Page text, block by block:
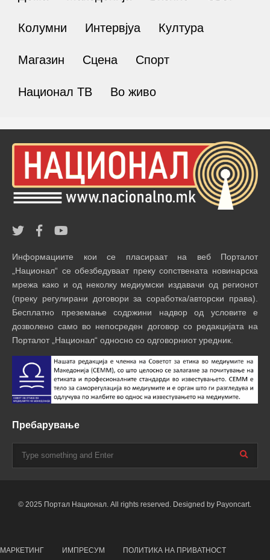
Колумни Интервјуа Култура
Магазин Сцена Спорт
Национал ТВ Во живо
Информациите кои се пласираат на веб Порталот
„Национал“ се обезбедуваат преку сопствената новинарска
мрежа како и од неколку медиумски издавачи од регионот
(преку регулирани договори за соработка/авторски права).
Бесплатно преземање содржини надвор од условите е
дозволено само во непосреден договор со редакцијата на
Порталот „Национал“ односно со одговорниот уредник.
Пребарување
© 2025 Портал Национал. All rights reserved. Designed by Payoncart.
МАРКЕТИНГ ИМПРЕСУМ ПОЛИТИКА НА ПРИВАТНОСТ